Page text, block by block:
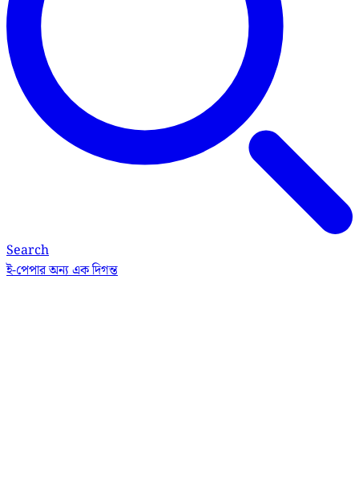
Search
ই-পেপারঅন্য এক দিগন্ত